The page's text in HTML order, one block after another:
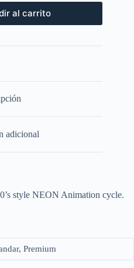
al carrito
adicional
style NEON Animation cycle.
Premium